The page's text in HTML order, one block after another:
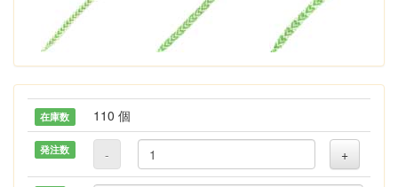
在庫数 110 個
発注数 - +